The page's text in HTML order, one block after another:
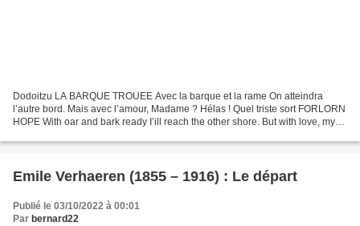
Dodoitzu LA BARQUE TROUEE Avec la barque et la rame On atteindra
l’autre bord. Mais avec l’amour, Madame ? Hélas ! Quel triste sort FORLORN
HOPE With oar and bark ready I’ill reach the other shore. But with love, my
Emile Verhaeren (1855 – 1916) : Le départ
Publié le 03/10/2022 à 00:01
Par bernard22